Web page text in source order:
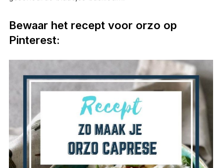
Bewaar het recept voor orzo op
Pinterest: